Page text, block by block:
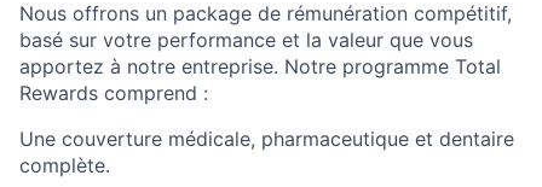
Nous offrons un package de rémunération compétitif,
basé sur votre performance et la valeur que vous
apportez à notre entreprise. Notre programme Total
Rewards comprend :
Une couverture médicale, pharmaceutique et dentaire
complète.